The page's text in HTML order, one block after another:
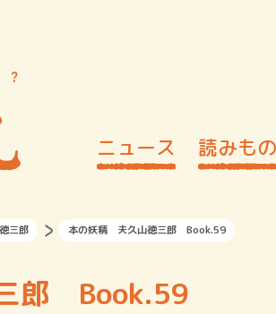
ニュース 読みもの
三郎 本の妖精 夫久山徳三郎 Book.59
郎 Book.59